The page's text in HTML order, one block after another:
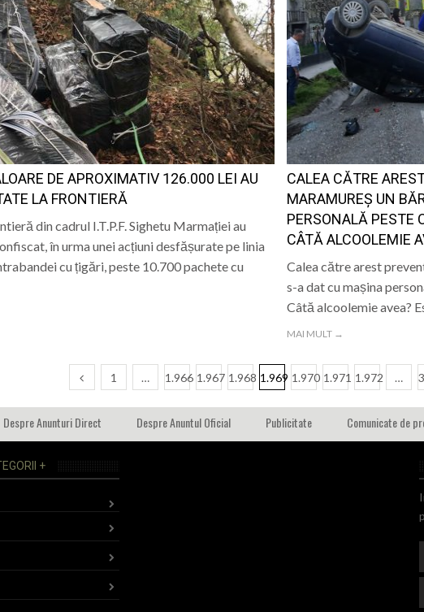
DE APROXIMATIV 126.000 LEI AU
LA FRONTIERĂ
din cadrul I.T.P.F. Sighetu Marmației au
în urma unei acțiuni desfășurate pe linia
cu țigări, peste 10.700 pachete cu
CALEA CĂTRE
MARAMUREȘ UN
PERSONALĂ PESTE
CÂTĂ ALCOOLEMIE
Calea către arest
s-a dat cu mașina
Câtă alcoolemie avea?
MAI MULT →
1 … 1.966 1.967 1.968 1.969 1.970 1.971 1.972 …
Despre Anunturi Direct Despre Anuntul Oficial Publicitate Comunicate de
+